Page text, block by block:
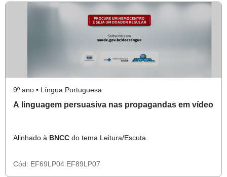
9º ano • Língua Portuguesa
A linguagem persuasiva nas propagandas em vídeo
Alinhado à BNCC do tema Leitura/Escuta.
Cód: EF69LP04 EF89LP07